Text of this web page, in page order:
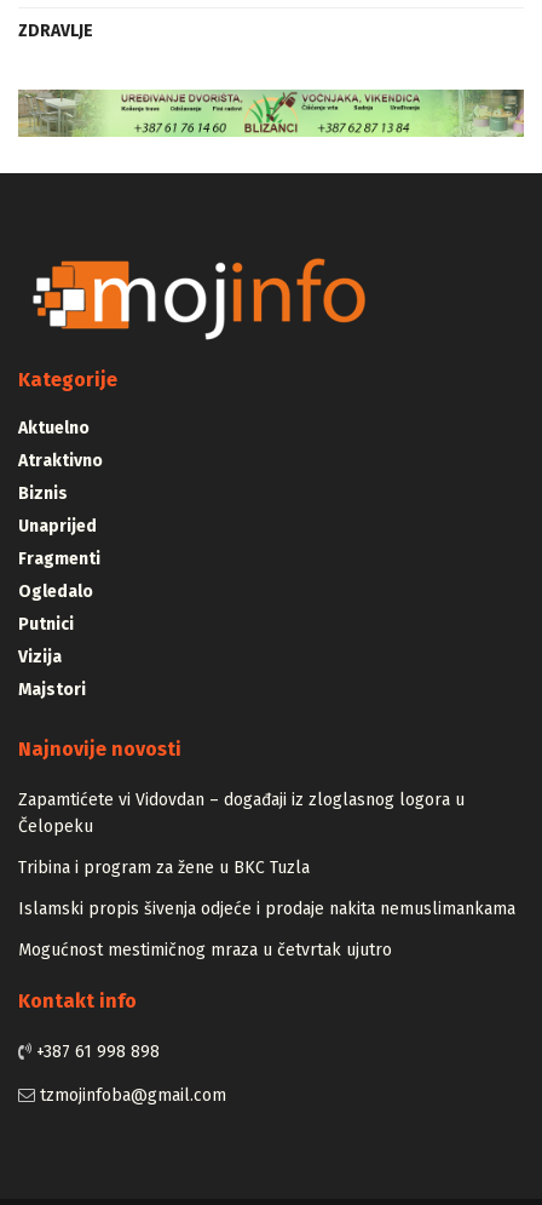
ZDRAVLJE
Kategorije
Aktuelno
Atraktivno
Biznis
Unaprijed
Fragmenti
Ogledalo
Putnici
Vizija
Majstori
Najnovije novosti
Zapamtićete vi Vidovdan – događaji iz zloglasnog logora u
Čelopeku
Tribina i program za žene u BKC Tuzla
Islamski propis šivenja odjeće i prodaje nakita nemuslimankama
Mogućnost mestimičnog mraza u četvrtak ujutro
Kontakt info
+387 61 998 898
tzmojinfoba@gmail.com